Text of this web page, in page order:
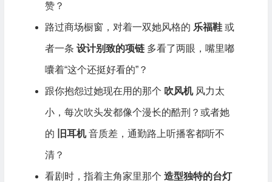
赞？
路过商场橱窗，对着一双她风格的 乐福鞋 或
者一条 设计别致的项链 多看了两眼，嘴里嘟
囔着“这个还挺好看的”？
跟你抱怨过她现在用的那个 吹风机 风力太
小，每次吹头发都像个漫长的酷刑？或者她
的 旧耳机音质差，通勤路上听播客都听不
清？
看剧时，指着主角家里那个 造型独特的台灯